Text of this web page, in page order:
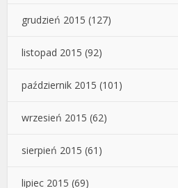
grudzień 2015 (127)
listopad 2015 (92)
październik 2015 (101)
wrzesień 2015 (62)
sierpień 2015 (61)
lipiec 2015 (69)